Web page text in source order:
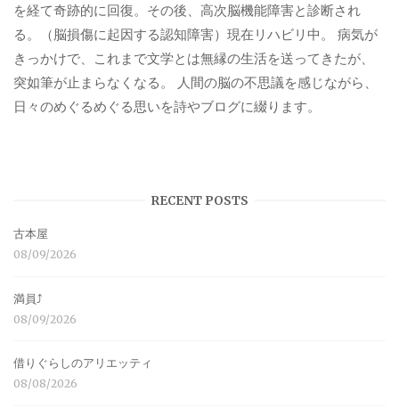
を経て奇跡的に回復。その後、高次脳機能障害と診断され
る。（脳損傷に起因する認知障害）現在リハビリ中。 病気が
きっかけで、これまで文学とは無縁の生活を送ってきたが、
突如筆が止まらなくなる。 人間の脳の不思議を感じながら、
日々のめぐるめぐる思いを詩やブログに綴ります。
RECENT POSTS
古本屋
08/09/2026
満員⤴︎
08/09/2026
借りぐらしのアリエッティ
08/08/2026